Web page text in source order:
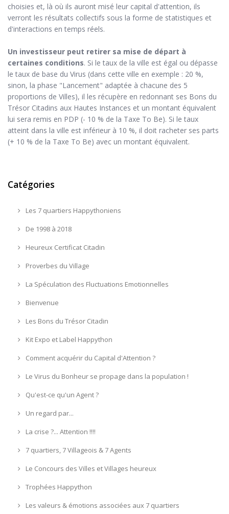
choisies et, là où ils auront misé leur capital d'attention, ils
verront les résultats collectifs sous la forme de statistiques et
d'interactions en temps réels.
Un investisseur peut retirer sa mise de départ à
certaines conditions. Si le taux de la ville est égal ou dépasse
le taux de base du Virus (dans cette ville en exemple : 20 %,
sinon, la phase "Lancement" adaptée à chacune des 5
proportions de Villes), il les récupère en redonnant ses Bons du
Trésor Citadins aux Hautes Instances et un montant équivalent
lui sera remis en PDP (- 10 % de la Taxe To Be). Si le taux
atteint dans la ville est inférieur à 10 %, il doit racheter ses parts
(+ 10 % de la Taxe To Be) avec un montant équivalent.
Catégories
Les 7 quartiers Happythoniens
De 1998 à 2018
Heureux Certificat Citadin
Proverbes du Village
La Spéculation des Fluctuations Emotionnelles
Bienvenue
Les Bons du Trésor Citadin
Kit Expo et Label Happython
Comment acquérir du Capital d'Attention ?
Le Virus du Bonheur se propage dans la population !
Qu'est-ce qu'un Agent ?
Un regard par...
La crise ?... Attention !!!!
7 quartiers, 7 Villageois & 7 Agents
Le Concours des Villes et Villages heureux
Trophées Happython
Les valeurs & émotions associées aux 7 quartiers